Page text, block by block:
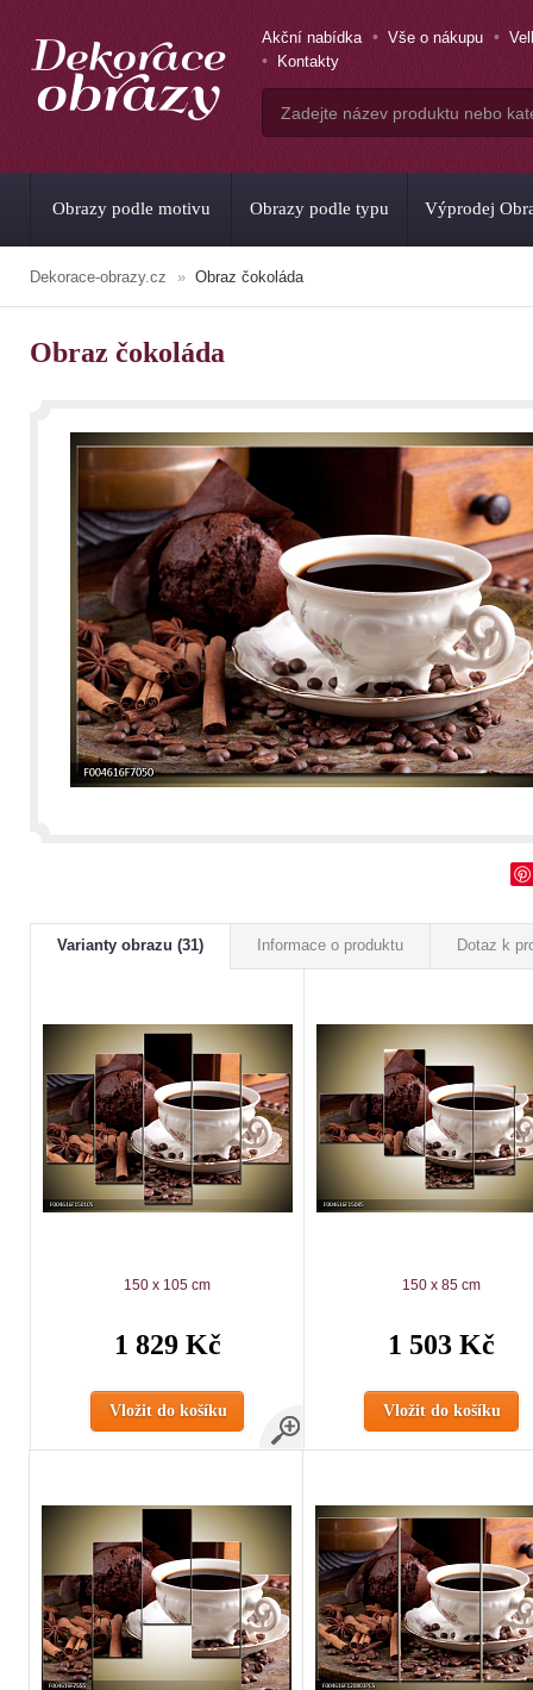
Akční nabídka Vše o nákupu
Kontakty
Obrazy podle motivu Obrazy podle typu Výprodej
Dekorace-obrazy.cz Obraz čokoláda
Obraz čokoláda
Varianty obrazu (31) Informace o produktu Dotaz k
150 x 105 cm
1 829 Kč
Vložit do košíku
150 x 85 cm
1 503 Kč
Vložit do košíku